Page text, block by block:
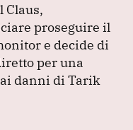
Claus,
proseguire il
e decide di
per una
danni di Tarik